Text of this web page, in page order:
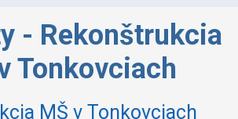
- Rekonštrukcia
Tonkovciach